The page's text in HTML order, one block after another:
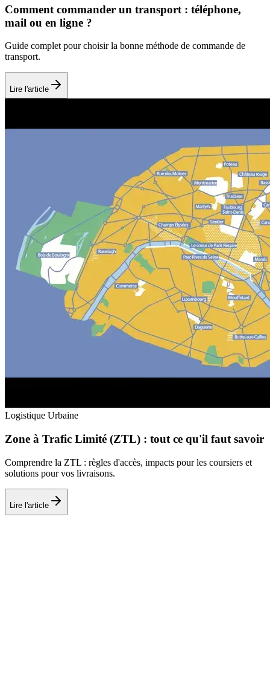
Comment commander un transport : téléphone,
mail ou en ligne ?
Guide complet pour choisir la bonne méthode de commande de
transport.
Lire l'article
Logistique Urbaine
Zone à Trafic Limité (ZTL) : tout ce qu'il faut savoir
Comprendre la ZTL : règles d'accès, impacts pour les coursiers et
solutions pour vos livraisons.
Lire l'article